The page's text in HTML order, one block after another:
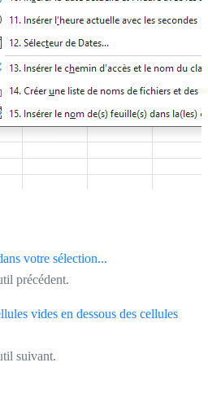
votre sélection...
précédent.
vides en dessous des cellules
suivant.